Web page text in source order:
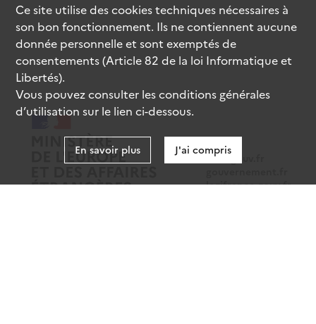
data.gouv.fr
legifrance.gouv.fr
Ce site utilise descookiestechniques nécessaires à
son bon fonctionnement. Ils ne contiennent aucune
donnée personnelle et sont exemptés de
consentements (Article 82 de la loi Informatique et
Libertés).
Vous pouvez consulter les conditions générales
d’utilisation sur le lien ci-dessous.
En savoir plus J'ai compris